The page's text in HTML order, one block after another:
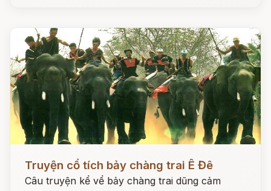
Truyện cổ tích bảy chàng trai Ê Đê
Câu truyện kể vể bảy chàng trai dũng cảm